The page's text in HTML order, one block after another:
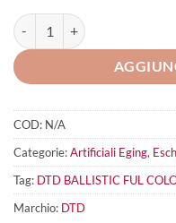
DTD BALLISTIC FULL
COD: N/A
Categorie:Artificiali Eging,
Tag: DTD BALLISTIC FUL
Marchio: DTD